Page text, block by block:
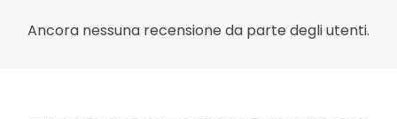
Ancora nessuna recensione da parte degli utenti.